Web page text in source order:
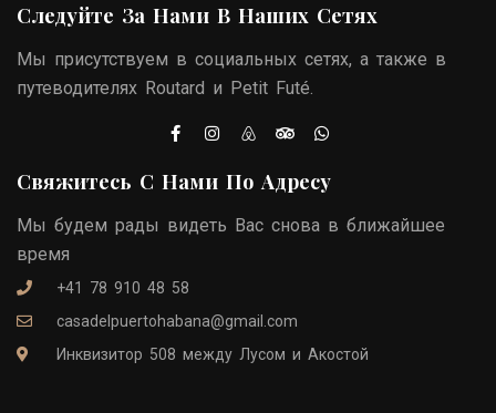
Следуйте За Нами В Наших Сетях
Мы присутствуем в социальных сетях, а также в
путеводителях Routard и Petit Futé.
Свяжитесь С Нами По Адресу
Мы будем рады видеть Вас снова в ближайшее
время
+41 78 910 48 58
casadelpuertohabana@gmail.com
Инквизитор 508 между Лусом и Акостой